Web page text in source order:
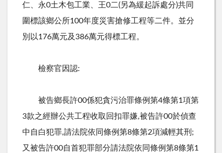
仁、永0土木包工業、王0二(另為緩起訴處分)共同
圍標該鄉公所100年度災害搶修工程等二件。並分
別以176萬元及386萬元得標工程。
檢察官因認:
被告鄉長許00係犯貪污治罪條例第4條第1項第
3款之經辦公共工程收取回扣罪嫌,被告許00於偵查
中自白犯罪,請法院依同條例第8條第2項減輕其刑;
又被告許00自首犯罪部分請法院依同條例第8條第1